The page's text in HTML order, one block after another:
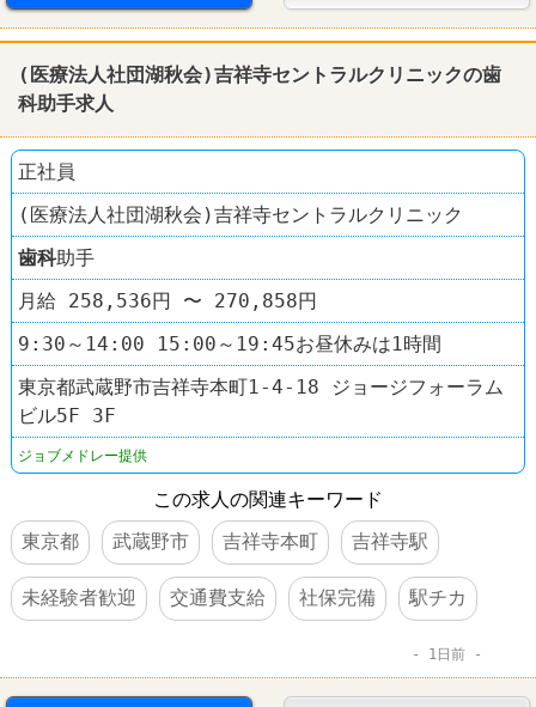
(医療法人社団湖秋会)吉祥寺セントラルクリニックの歯
科助手求人
正社員
(医療法人社団湖秋会)吉祥寺セントラルクリニック
歯科助手
月給 258,536円 〜 270,858円
9:30～14:00 15:00～19:45お昼休みは1時間
東京都武蔵野市吉祥寺本町1-4-18 ジョージフォーラム
ビル5F 3F
ジョブメドレー提供
この求人の関連キーワード
東京都
武蔵野市 吉祥寺本町 吉祥寺駅
未経験者歓迎 交通費支給 社保完備 駅チカ
1日前